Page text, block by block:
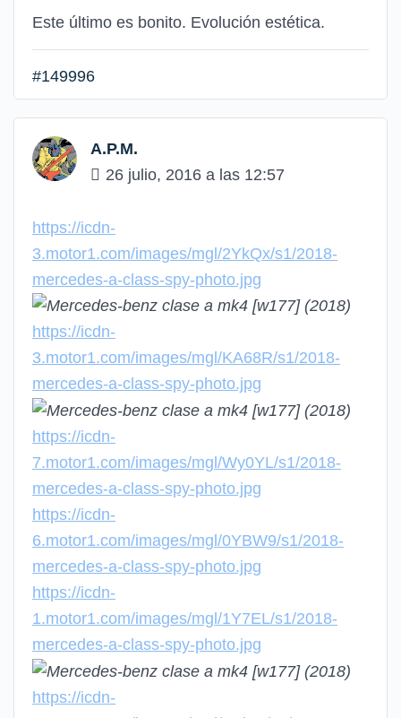
Este último es bonito. Evolución estética.
#149996
A.P.M.
26 julio, 2016 a las 12:57
https://icdn-
3.motor1.com/images/mgl/2YkQx/s1/2018-
mercedes-a-class-spy-photo.jpg
https://icdn-
3.motor1.com/images/mgl/KA68R/s1/2018-
mercedes-a-class-spy-photo.jpg
https://icdn-
7.motor1.com/images/mgl/Wy0YL/s1/2018-
mercedes-a-class-spy-photo.jpg
https://icdn-
6.motor1.com/images/mgl/0YBW9/s1/2018-
mercedes-a-class-spy-photo.jpg
https://icdn-
1.motor1.com/images/mgl/1Y7EL/s1/2018-
mercedes-a-class-spy-photo.jpg
https://icdn-